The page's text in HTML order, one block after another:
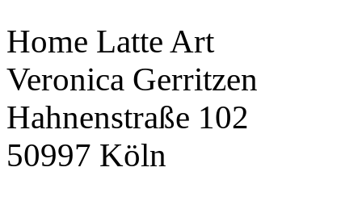
Home Latte Art
Veronica Gerritzen
Hahnenstraße 102
50997 Köln